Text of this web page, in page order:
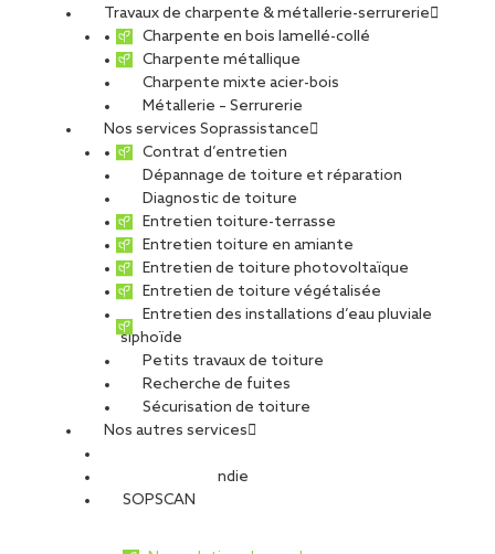
Travaux de charpente & métallerie-serrurerie
Charpente en bois lamellé-collé
Charpente métallique
Charpente mixte acier-bois
Métallerie – Serrurerie
Nos services Soprassistance
Contrat d’entretien
Dépannage de toiture et réparation
Diagnostic de toiture
Entretien toiture-terrasse
Entretien toiture en amiante
Entretien de toiture photovoltaïque
Entretien de toiture végétalisée
Entretien des installations d’eau pluviale
siphoïde
Petits travaux de toiture
Recherche de fuites
Sécurisation de toiture
Nos autres services
Sécurité Incendie
SOPSCAN
façade. Celle-ci se pare aussi de 800 m2 de briques blanches »,
explique Yolande Moro, chargée d’affaires.
Maître d’œuvre : IDP mandataire / Synopsys, architecte associé
Maître d’ouvrage : Mairie de Toulouse
Photo : IDP